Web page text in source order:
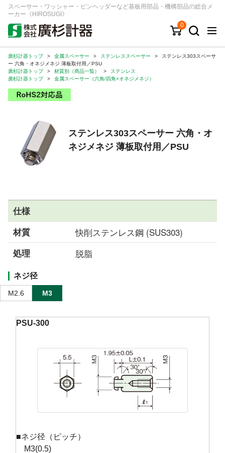
スペーサー・ワッシャー・ピンヘッダーなど基板用部品・機構部品の総合メ
ーカー《HIROSUGI》
0
キーワード 品番/シリーズ
商品カテゴリから探す
ジャンルから探す
ログイン
注文・見積りについて
お問い合わせ窓口
会社情報
廣杉計器トップ > 金属スペーサー > ステンレススペーサー >
ステンレス303スペーサ
ー 六角・オネジメネジ 薄板取付用／PSU
廣杉計器トップ
> 材質別（商品一覧） >
ステンレス
廣杉計器トップ
> 金属スペーサー（六角/四角×オネジメネジ）
ステンレス303スペーサー 六角・オ
ネジメネジ 薄板取付用／PSU
仕様
材質
快削ステンレス鋼 (SUS303)
処理 脱脂
ネジ径
M2.6 M3
PSU-300
■ネジ径（ピッチ）
M3(0.5)